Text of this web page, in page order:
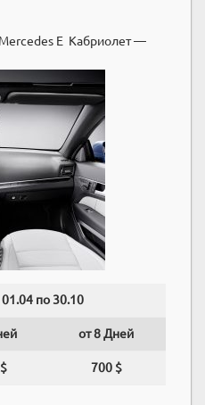
E Кабриолет —
по 30.10
от 8 Дней
700 $